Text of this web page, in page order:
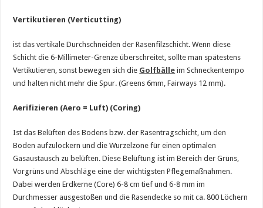
Vertikutieren (Verticutting)
ist das vertikale Durchschneiden der Rasenfilzschicht. Wenn diese
Schicht die 6-Millimeter-Grenze überschreitet, sollte man spätestens
Vertikutieren, sonst bewegen sich die Golfbälle im Schneckentempo
und halten nicht mehr die Spur. (Greens 6mm, Fairways 12 mm).
Aerifizieren (Aero = Luft) (Coring)
Ist das Belüften des Bodens bzw. der Rasentragschicht, um den
Boden aufzulockern und die Wurzelzone für einen optimalen
Gasaustausch zu belüften. Diese Belüftung ist im Bereich der Grüns,
Vorgrüns und Abschläge eine der wichtigsten Pflegemaßnahmen.
Dabei werden Erdkerne (Core) 6-8 cm tief und 6-8 mm im
Durchmesser ausgestoßen und die Rasendecke so mit ca. 800 Löchern